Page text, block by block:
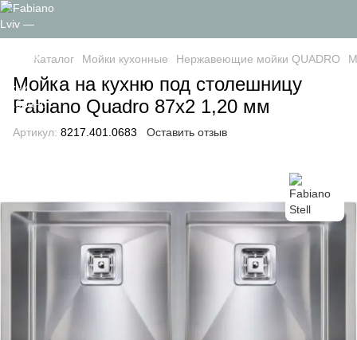
Каталог Мойки кухонные Нержавеющие мойки QUADRO
Мойка на кухню под столешницу
Fabiano Quadro 87х2 1,20 мм
Артикул: 8217.401.0683 Оставить отзыв